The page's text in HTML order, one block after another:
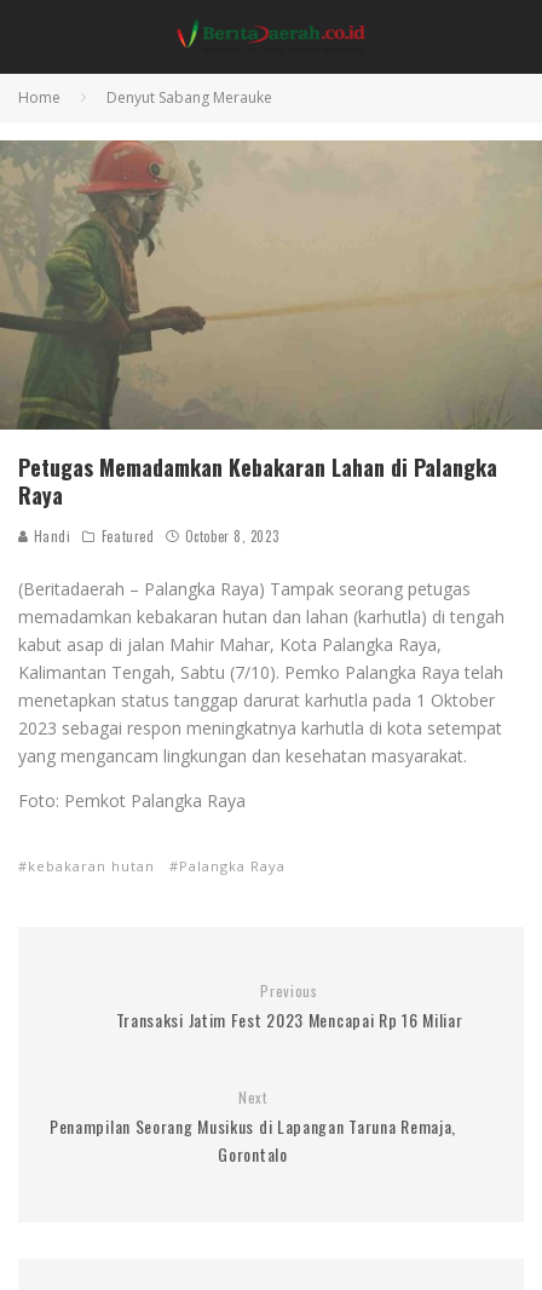
Home Denyut Sabang Merauke
Petugas Memadamkan Kebakaran Lahan di Palangka
Raya
Handi Featured October 8, 2023
(Beritadaerah – Palangka Raya) Tampak seorang petugas
memadamkan kebakaran hutan dan lahan (karhutla) di tengah
kabut asap di jalan Mahir Mahar, Kota Palangka Raya,
Kalimantan Tengah, Sabtu (7/10). Pemko Palangka Raya telah
menetapkan status tanggap darurat karhutla pada 1 Oktober
2023 sebagai respon meningkatnya karhutla di kota setempat
yang mengancam lingkungan dan kesehatan masyarakat.
Foto: Pemkot Palangka Raya
kebakaran hutan Palangka Raya
Previous
Transaksi Jatim Fest 2023 Mencapai Rp 16 Miliar
Next
Penampilan Seorang Musikus di Lapangan Taruna Remaja,
Gorontalo